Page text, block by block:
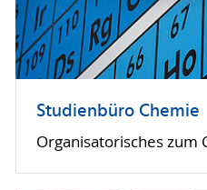
Studienbüro Chemie
Organisatorisches zum